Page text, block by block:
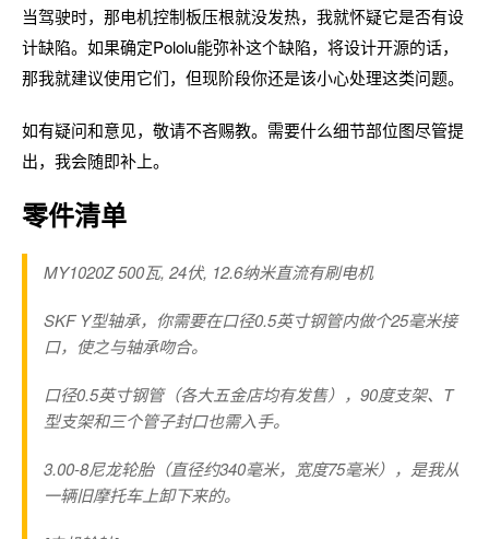
当驾驶时，那电机控制板压根就没发热，我就怀疑它是否有设
计缺陷。如果确定Pololu能弥补这个缺陷，将设计开源的话，
那我就建议使用它们，但现阶段你还是该小心处理这类问题。
如有疑问和意见，敬请不吝赐教。需要什么细节部位图尽管提
出，我会随即补上。
零件清单
MY1020Z 500瓦, 24伏, 12.6纳米直流有刷电机
SKF Y型轴承，你需要在口径0.5英寸钢管内做个25毫米接
口，使之与轴承吻合。
口径0.5英寸钢管（各大五金店均有发售），90度支架、T
型支架和三个管子封口也需入手。
3.00-8尼龙轮胎（直径约340毫米，宽度75毫米），是我从
一辆旧摩托车上卸下来的。